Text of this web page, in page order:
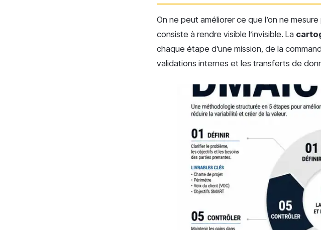
On ne peut améliorer ce que l’on ne
consiste à rendre visible l’invisible. La
chaque étape d’une mission, de la
validations internes et les transferts de